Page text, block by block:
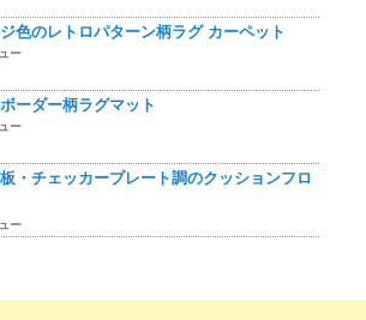
色のレトロパターン柄ラグ カーペット
ー
ーダー柄ラグマット
ー
・チェッカープレート調のクッションフロ
ー